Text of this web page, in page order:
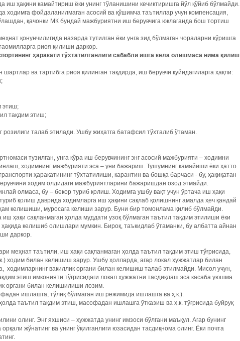
иш ҳақини камайтириш ёки унинг тўланишини кечиктиришга йўл қўйиб бўлмайди.
ходимга фойдаланилмаган асосий ва қўшимча таътиллар учун компенсация,
қачонки МК бундай мажбуриятни иш берувчига юклаганда бош тортиш
қонунчилигида назарда тутилган ёки унга зид бўлмаган чораларни кўришга
риоя қилиши даркор.
ҳаракати тўхтатилганлиги сабабли ишга кела олишмаса нима қилиш
ва тартибга риоя қилинган тақдирда, иш берувчи қуйидагиларга ҳақли:
этиш;
тақдим этиш;
розилиги талаб этилади. Ушбу жиҳатга батафсил тўхталиб ўтаман.
тузилган, унга кўра иш берувчининг энг асосий мажбурияти – ходимни
ходимнинг мажбурияти эса – уни бажариш. Тушумнинг камайиши ёки ҳатто
ҳаракатининг тўхтатилиши, карантин ва бошқа барчаси - бу, ҳақиқатан
ходим олдидаги мажбуриятларини бажаришдан озод этмайди.
олмаса, бу – бекор туриб қолиш. Ходимга ушбу вақт учун ўртача иш ҳақи
қолиш даврида ходимларга иш ҳақини сақлаб қолишнинг амалда ҳеч қандай
келишиши, муросага келиши зарур. Буни бир томонлама қилиб бўлмайди.
ҳақи сақланмаган ҳолда муддати узоқ бўлмаган таътил тақдим этилиши ёки
келишиб олишлари мумкин. Бироқ, таъкидлаб ўтаманки, бу албатта айнан
даркор.
меҳнат таътили, иш ҳақи сақланмаган ҳолда таътил тақдим этиш тўғрисида,
ходим билан келишиш зарур. Ушбу ҳолларда, агар локал ҳужжатлар билан
ходимларнинг вакиллик органи билан келишиш талаб этилмайди. Мисол учун,
этиш имконияти тўғрисидаги локал ҳужжатни тасдиқлаш эса касаба уюшма
органи билан келишилиши лозим.
ишлашга, тўлиқ бўлмаган иш режимида ишлашга ва ҳ.к.).
таътил тақдим этиш, масофадан ишлашга ўтказиш ва ҳ.к. тўғрисида буйруқ
олинг. Энг яхшиси – ҳужжатда унинг имзоси бўлгани маъқул. Агар бунинг
жўнатинг ва унинг ўқилганлиги юзасидан тасдиқнома олинг. Ёки почта